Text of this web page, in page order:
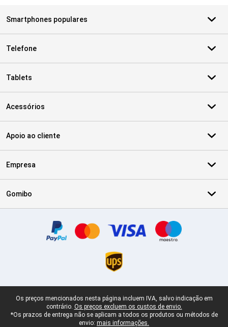
Smartphones populares
Telefone
Tablets
Acessórios
Apoio ao cliente
Empresa
Gomibo
Rodapé legal
Os preços mencionados nesta página incluem IVA, salvo indicação em
contrário. Os preços excluem os custos de envio.
*Os prazos de entrega não se aplicam a todos os produtos ou métodos de
envio: mais informações.